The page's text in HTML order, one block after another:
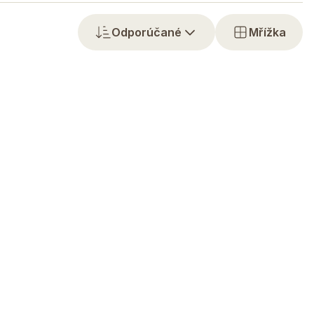
Odporúčané Mřížka